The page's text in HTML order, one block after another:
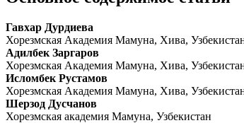
Гавхар Дурдиева
Хорезмская Академия Мамуна, Хива,
Адилбек Заргаров
Хорезмская Академия Мамуна, Хива,
Исломбек Рустамов
Хорезмская Академия Мамуна, Хива,
Шерзод Дусчанов
Хорезмская академия Мамуна, Узбекистан